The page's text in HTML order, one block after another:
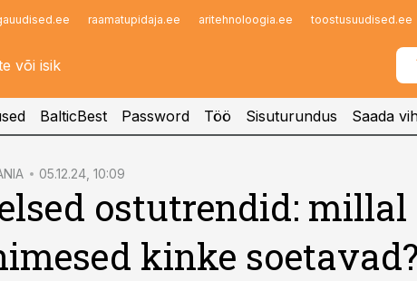
raamatupidaja.ee aritehnoloogia.ee toostusuudised.ee
BalticBest Password Töö Sisuturundus Saada
05.12.24, 10:09
ostutrendid: millal
kinke soetavad?